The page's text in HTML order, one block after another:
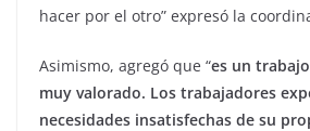
hacer por el otro” expresó la
Asimismo, agregó que “es un
muy valorado. Los trabajadores
necesidades insatisfechas de su